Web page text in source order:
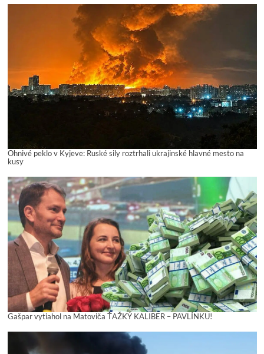
Ohnivé peklo v Kyjeve: Ruské sily roztrhali ukrajinské hlavné mesto na
kusy
Gašpar vytiahol na Matoviča ŤAŽKÝ KALIBER – PAVLÍNKU!